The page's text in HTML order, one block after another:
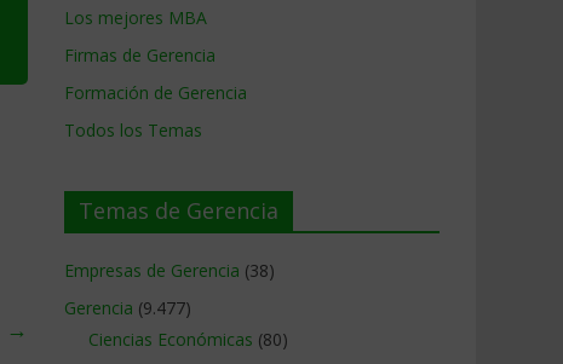
→
Los mejores MBA
Firmas de Gerencia
Formación de Gerencia
Todos los Temas
Temas de Gerencia
Empresas de Gerencia (38)
Gerencia (9.477)
Ciencias Económicas (80)